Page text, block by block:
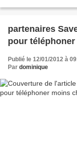
partenaires
pour
Publié le 12/01/2012 à
Par dominique